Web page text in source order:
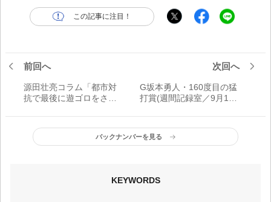
この記事に注目！
前回へ
源田壮亮コラム「都市対
抗で最後に遊ゴロをさば
最も印象深いです」
次回へ
G坂本勇人・160度目の猛
打賞(週間記録室／9月18
バックナンバーを見る
KEYWORDS